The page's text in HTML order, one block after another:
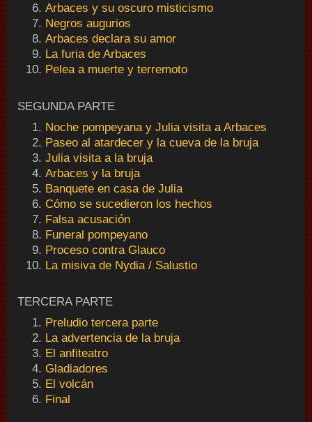
Arbaces y su oscuro misticismo
Negros augurios
Arbaces declara su amor
La furia de Arbaces
Pelea a muerte y terremoto
SEGUNDA PARTE
Noche pompeyana y Julia visita a Arbaces
Paseo al atardecer y la cueva de la bruja
Julia visita a la bruja
Arbaces y la bruja
Banquete en casa de Julia
Cómo se sucedieron los hechos
Falsa acusación
Funeral pompeyano
Proceso contra Glauco
La misiva de Nydia / Salustio
TERCERA PARTE
Preludio tercera parte
La advertencia de la bruja
El anfiteatro
Gladiadores
El volcán
Final